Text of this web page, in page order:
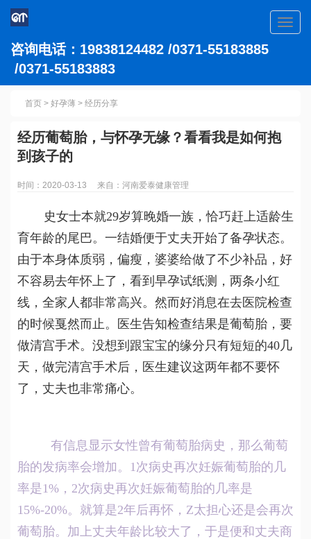
咨询电话：19838124482 /0371-55183885
/0371-55183883
首页 > 好孕薄 > 经历分享
经历葡萄胎，与怀孕无缘？看看我是如何抱
到孩子的
时间：2020-03-13 来自：河南爱泰健康管理
育年龄的尾巴。一结婚便于丈夫开始了备孕状态。
由于本身体质弱，偏瘦，婆婆给做了不少补品，好
不容易去年怀上了，看到早孕试纸测，两条小红
线，全家人都非常高兴。然而好消息在去医院检查
的时候戛然而止。医生告知检查结果是葡萄胎，要
做清宫手术。没想到跟宝宝的缘分只有短短的40几
天，做完清宫手术后，医生建议这两年都不要怀
了，丈夫也非常痛心。
胎的发病率会增加。1次病史再次妊娠葡萄胎的几
率是1%，2次病史再次妊娠葡萄胎的几率是
15%-20%。就算是2年后再怀，Z太担心还是会再次
葡萄胎。加上丈夫年龄比较大了，于是便和丈夫商